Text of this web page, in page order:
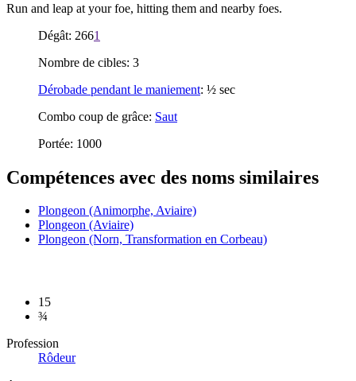
Run and leap at your foe, hitting them and nearby foes.
Dégât: 2661
Nombre de cibles: 3
Dérobade pendant le maniement: ½ sec
Combo coup de grâce: Saut
Portée: 1000
Compétences avec des noms similaires
Plongeon (Animorphe, Aviaire)
Plongeon (Aviaire)
Plongeon (Norn, Transformation en Corbeau)
15
¾
Profession
Rôdeur